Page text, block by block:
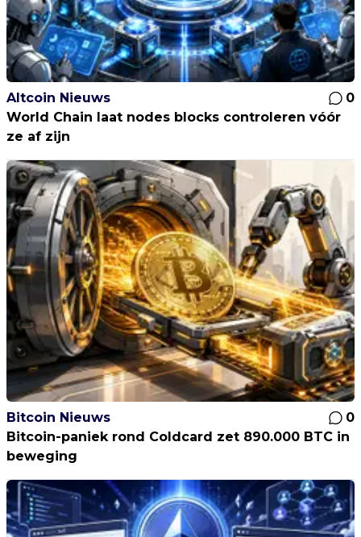
Altcoin Nieuws
0
World Chain laat nodes blocks controleren vóór
ze af zijn
Bitcoin Nieuws
0
Bitcoin-paniek rond Coldcard zet 890.000 BTC in
beweging